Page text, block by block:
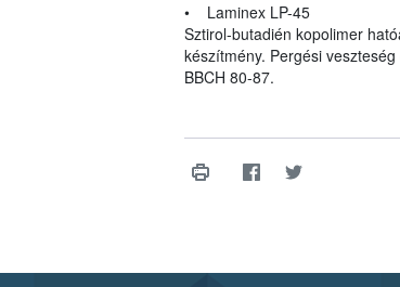
• Laminex LP-45
Sztirol-butadién kopolimer
készítmény. Pergési
BBCH 80-87.